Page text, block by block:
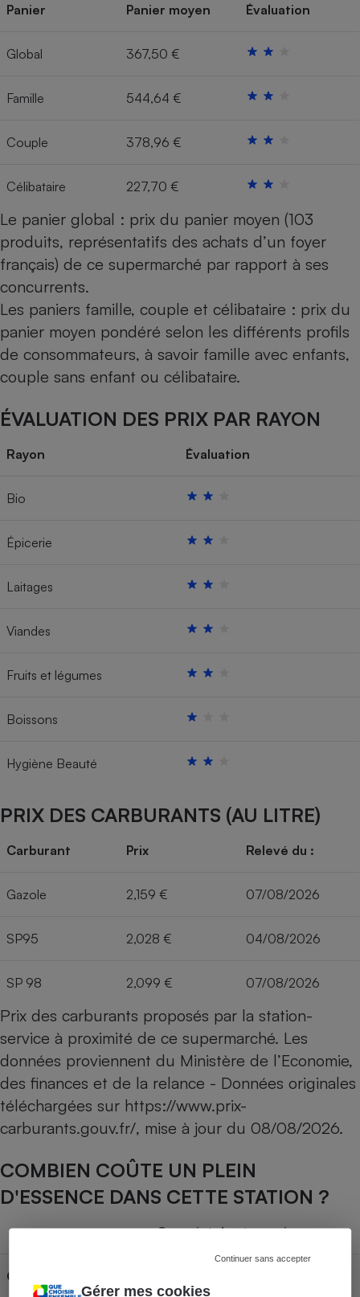
Gérer mes cookies
Continuer sans accepter
Panier Panier moyen Évaluation
Global 367,50 €
Famille 544,64 €
Couple 378,96 €
Célibataire 227,70 €
Le panier global : prix du panier moyen (103
produits, représentatifs des achats d’un foyer
français) de ce supermarché par rapport à ses
concurrents.
Les paniers famille, couple et célibataire : prix du
panier moyen pondéré selon les différents profils
de consommateurs, à savoir famille avec enfants,
couple sans enfant ou célibataire.
ÉVALUATION DES PRIX PAR RAYON
Rayon Évaluation
Bio
Épicerie
Laitages
Viandes
Fruits et légumes
Boissons
Hygiène Beauté
PRIX DES CARBURANTS (AU LITRE)
Carburant Prix Relevé du :
Gazole 2,159 € 07/08/2026
SP95 2,028 € 04/08/2026
SP 98 2,099 € 07/08/2026
Prix des carburants proposés par la station-
service à proximité de ce supermarché. Les
données proviennent du Ministère de l’Economie,
des finances et de la relance - Données originales
téléchargées sur https://www.prix-
carburants.gouv.fr/, mise à jour du 08/08/2026.
COMBIEN COÛTE UN PLEIN
D'ESSENCE DANS CETTE STATION ?
Capacité du réservoir
Carburant
Robot ménager